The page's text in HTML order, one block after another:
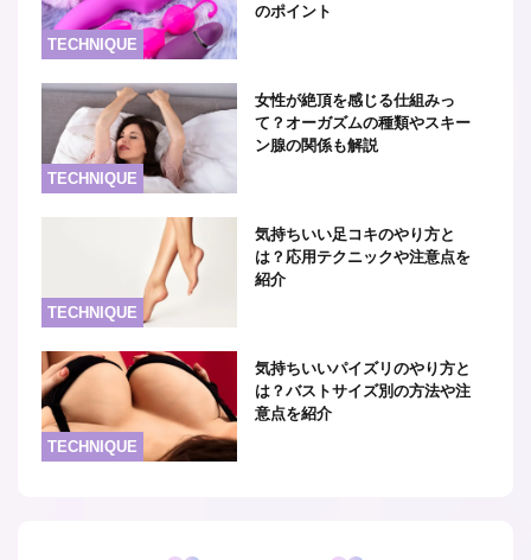
TECHNIQUE
のポイント
TECHNIQUE
女性が絶頂を感じる仕組みっ
て？オーガズムの種類やスキー
ン腺の関係も解説
TECHNIQUE
気持ちいい足コキのやり方と
は？応用テクニックや注意点を
紹介
TECHNIQUE
気持ちいいパイズリのやり方と
は？バストサイズ別の方法や注
意点を紹介